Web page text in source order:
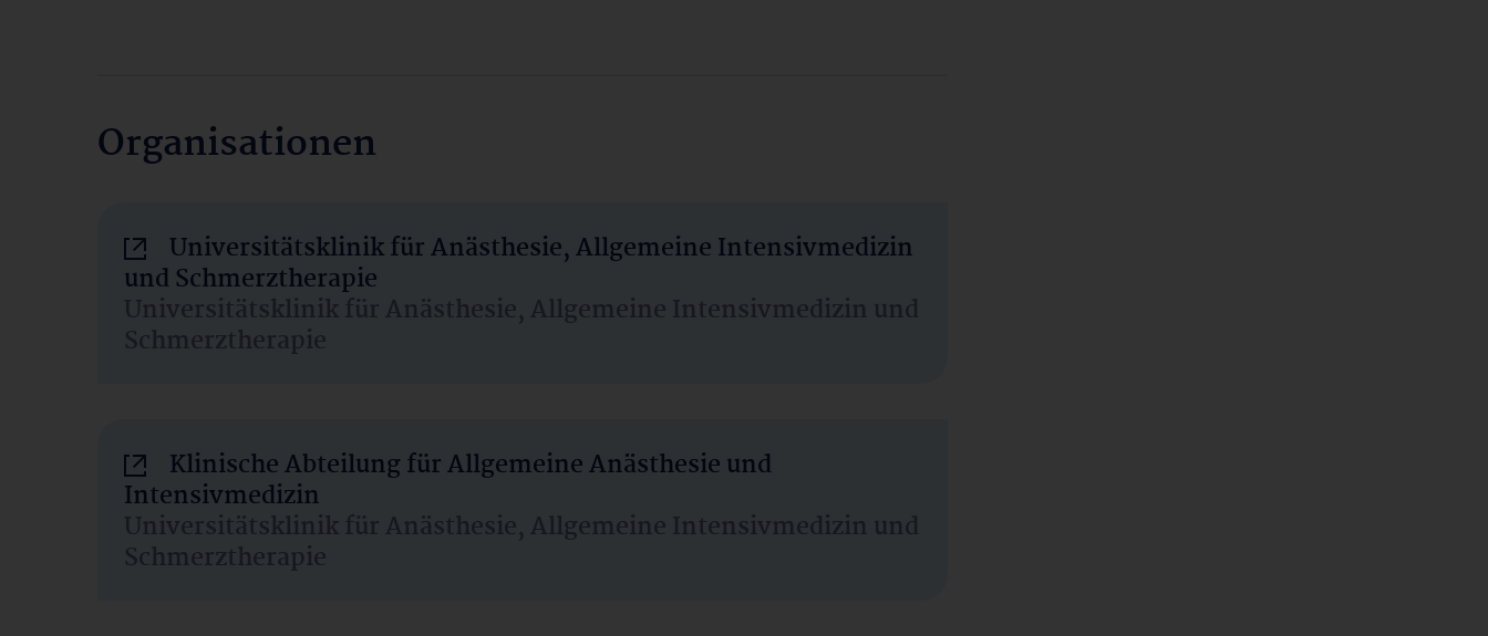
Organisationen
Universitätsklinik für Anästhesie, Allgemeine Intensivmedizin
und Schmerztherapie
Universitätsklinik für Anästhesie, Allgemeine Intensivmedizin und
Schmerztherapie
Klinische Abteilung für Allgemeine Anästhesie und
Intensivmedizin
Universitätsklinik für Anästhesie, Allgemeine Intensivmedizin und
Schmerztherapie